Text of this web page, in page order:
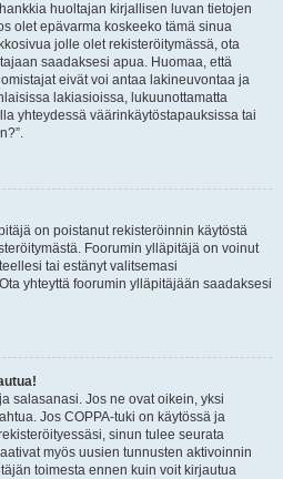
huoltajan kirjallisen luvan tietojen
olet epävarma koskeeko tämä sinua
jolle olet rekisteröitymässä, ota
saadaksesi apua. Huomaa, että
eivät voi antaa lakineuvontaa ja
lakiasioissa, lukuunottamatta
yhteydessä väärinkäytöstapauksissa tai
on poistanut rekisteröinnin käytöstä
Foorumin ylläpitäjä on voinut
tai estänyt valitsemasi
yhteyttä foorumin ylläpitäjään saadaksesi
salasanasi. Jos ne ovat oikein, yksi
Jos COPPA-tuki on käytössä ja
sinun tulee seurata
myös uusien tunnusten aktivoinnin
toimesta ennen kuin voit kirjautua